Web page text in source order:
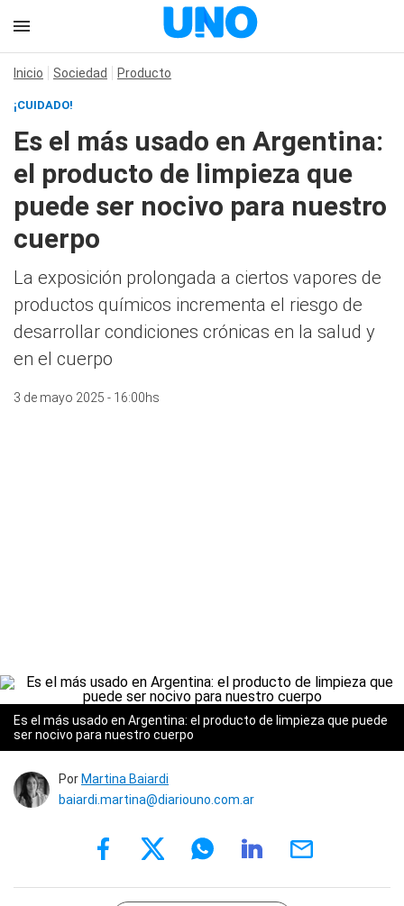
Inicio Sociedad Producto
¡CUIDADO!
Es el más usado en Argentina:
el producto de limpieza que
puede ser nocivo para nuestro
cuerpo
La exposición prolongada a ciertos vapores de
productos químicos incrementa el riesgo de
desarrollar condiciones crónicas en la salud y
en el cuerpo
3 de mayo 2025 - 16:00hs
Es el más usado en Argentina: el producto de limpieza que puede
ser nocivo para nuestro cuerpo
Por Martina Baiardi
baiardi.martina@diariouno.com.ar